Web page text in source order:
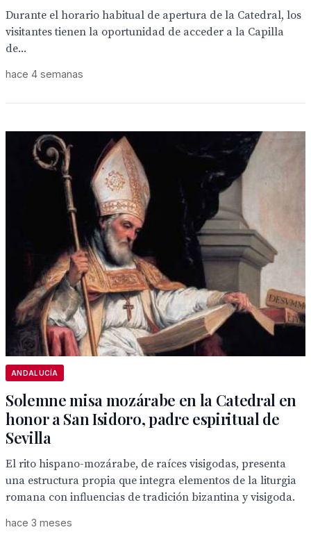
Durante el horario habitual de apertura de la Catedral, los
visitantes tienen la oportunidad de acceder a la Capilla
de...
hace 4 semanas
ANDALUCÍA
Solemne misa mozárabe en la Catedral en
honor a San Isidoro, padre espiritual de
Sevilla
El rito hispano-mozárabe, de raíces visigodas, presenta
una estructura propia que integra elementos de la liturgia
romana con influencias de tradición bizantina y visigoda.
hace 3 meses